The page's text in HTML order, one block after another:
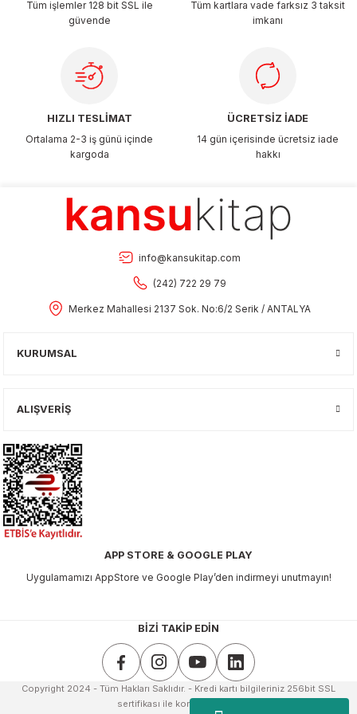
Tüm işlemler 128 bit SSL ile
güvende
Tüm kartlara vade farksız 3 taksit
imkanı
HIZLI TESLİMAT
Ortalama 2-3 iş günü içinde
kargoda
ÜCRETSİZ İADE
14 gün içerisinde ücretsiz iade
hakkı
info@kansukitap.com
(242) 722 29 79
Merkez Mahallesi 2137 Sok. No:6/2 Serik / ANTALYA
KURUMSAL
ALIŞVERİŞ
APP STORE & GOOGLE PLAY
Uygulamamızı AppStore ve Google Play’den indirmeyi unutmayın!
BİZİ TAKİP EDİN
Copyright 2024 - Tüm Hakları Saklıdır. - Kredi kartı bilgileriniz 256bit SSL
sertifikası ile korunmaktadır.